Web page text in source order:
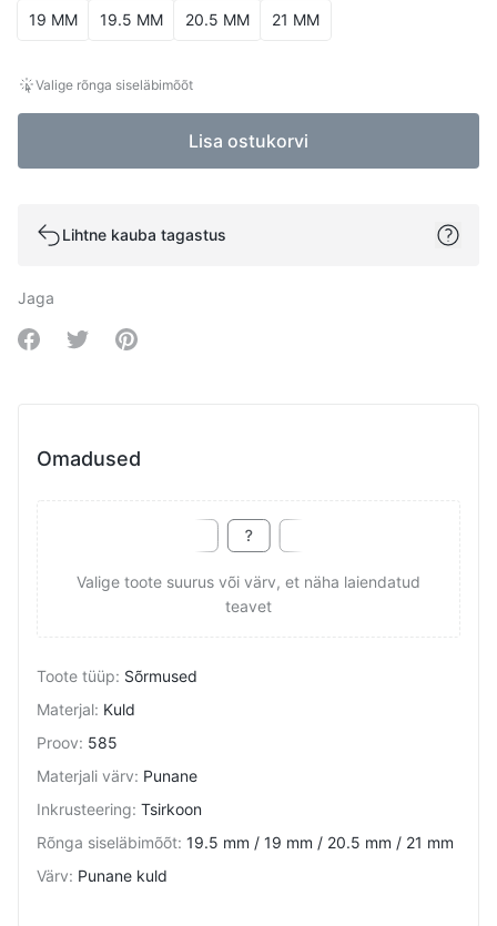
Rõnga siseläbimõõt
19 MM 19.5 MM 20.5 MM 21 MM
Valige rõnga siseläbimõõt
Lisa ostukorvi
Lihtne kauba tagastus
Jaga
Share on Facebook
Share on Twitter
Share on Pinterest
Omadused
Valige toote suurus või värv, et näha laiendatud
teavet
Toote tüüp: Sõrmused
Materjal: Kuld
Proov: 585
Materjali värv: Punane
Inkrusteering: Tsirkoon
Rõnga siseläbimõõt: 19.5 mm / 19 mm / 20.5 mm / 21 mm
Värv: Punane kuld